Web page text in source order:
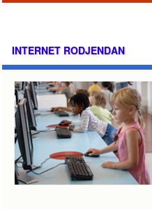
INTERNET RODJENDAN